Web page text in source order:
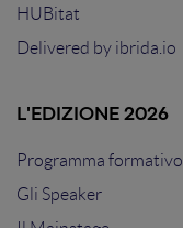
HUBitat
Delivered by ibrida.io
L'EDIZIONE 2026
Programma formativo
Gli Speaker